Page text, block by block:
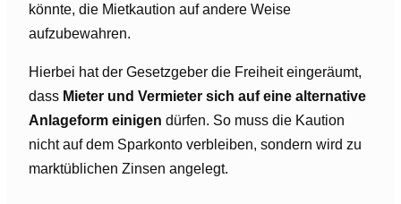
könnte, die Mietkaution auf andere Weise
aufzubewahren.
Hierbei hat der Gesetzgeber die Freiheit eingeräumt,
dass Mieter und Vermieter sich auf eine alternative
Anlageform einigen dürfen. So muss die Kaution
nicht auf dem Sparkonto verbleiben, sondern wird zu
marktüblichen Zinsen angelegt.